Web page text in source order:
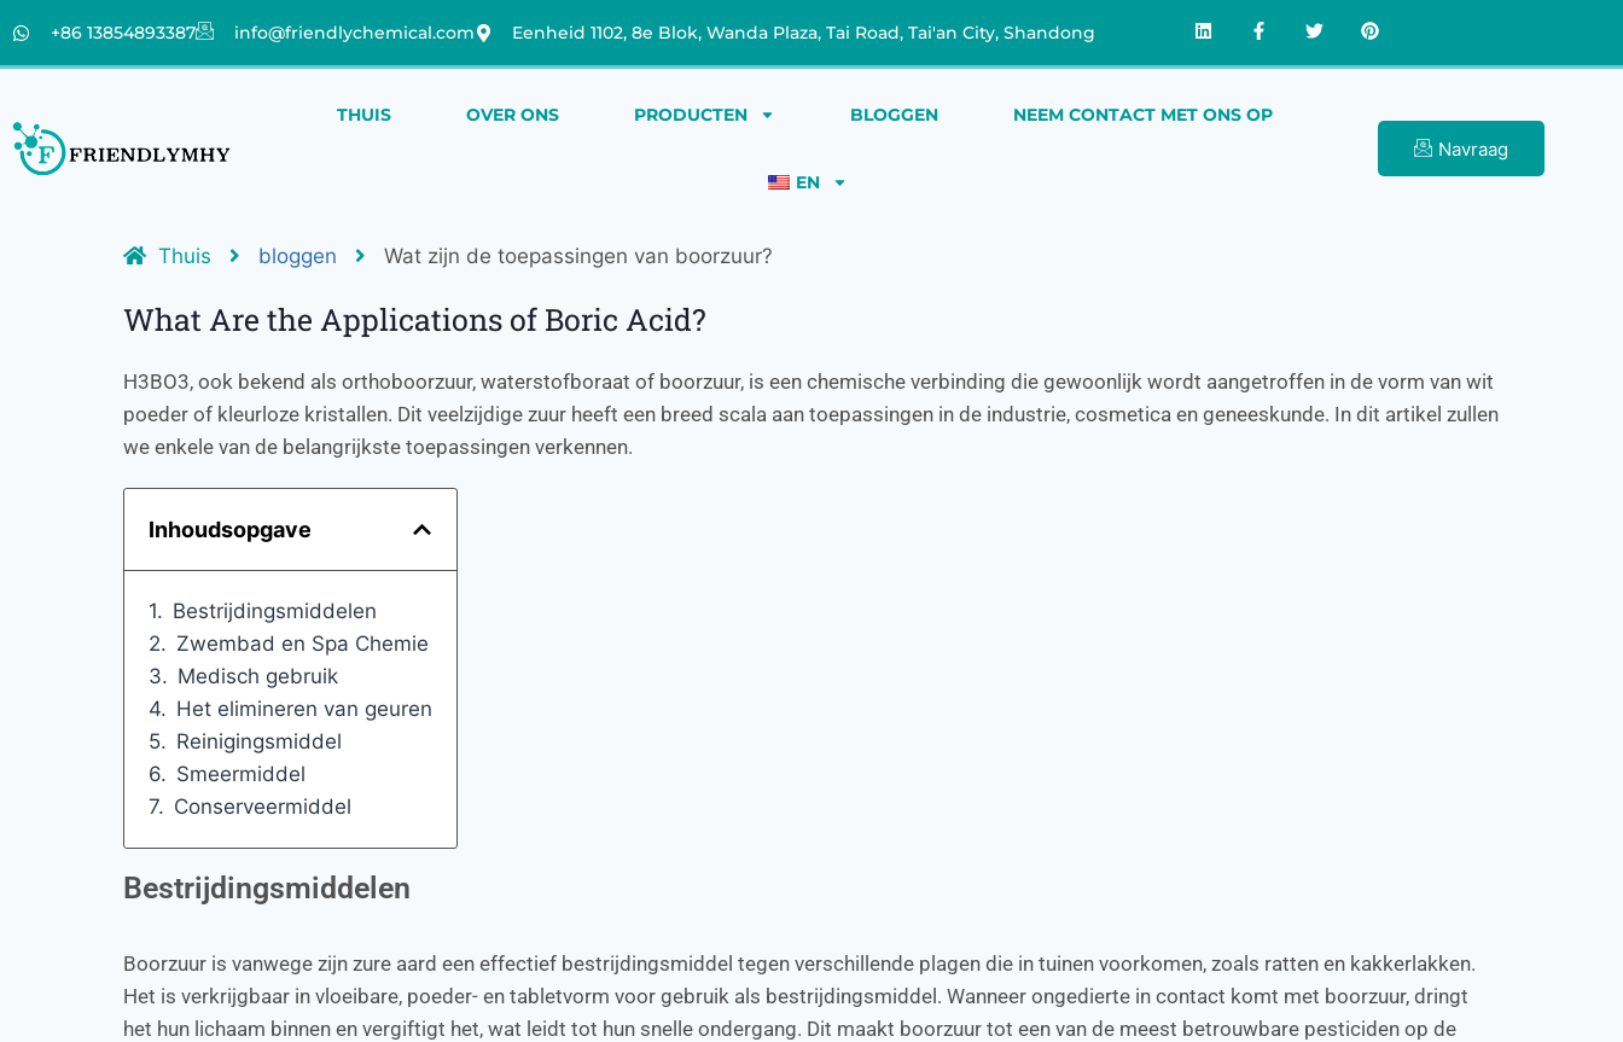
+86 13854893387 info@friendlychemical.com Eenheid 1102, 8e Blok, Wanda Plaza, Tai Road, Tai'an City, Shandong
THUIS OVER ONS PRODUCTEN BLOGGEN NEEM CONTACT MET ONS OP
EN
Navraag
Thuis bloggen Wat zijn de toepassingen van boorzuur?
What Are the Applications of Boric Acid?
H3BO3, ook bekend als orthoboorzuur, waterstofboraat of boorzuur, is een chemische verbinding die gewoonlijk wordt aangetroffen in de vorm van wit
poeder of kleurloze kristallen. Dit veelzijdige zuur heeft een breed scala aan toepassingen in de industrie, cosmetica en geneeskunde. In dit artikel zullen
we enkele van de belangrijkste toepassingen verkennen.
Inhoudsopgave
Bestrijdingsmiddelen
Zwembad en Spa Chemie
Medisch gebruik
Het elimineren van geuren
Reinigingsmiddel
Smeermiddel
Conserveermiddel
Bestrijdingsmiddelen
Boorzuur is vanwege zijn zure aard een effectief bestrijdingsmiddel tegen verschillende plagen die in tuinen voorkomen, zoals ratten en kakkerlakken.
Het is verkrijgbaar in vloeibare, poeder- en tabletvorm voor gebruik als bestrijdingsmiddel. Wanneer ongedierte in contact komt met boorzuur, dringt
het hun lichaam binnen en vergiftigt het, wat leidt tot hun snelle ondergang. Dit maakt boorzuur tot een van de meest betrouwbare pesticiden op de